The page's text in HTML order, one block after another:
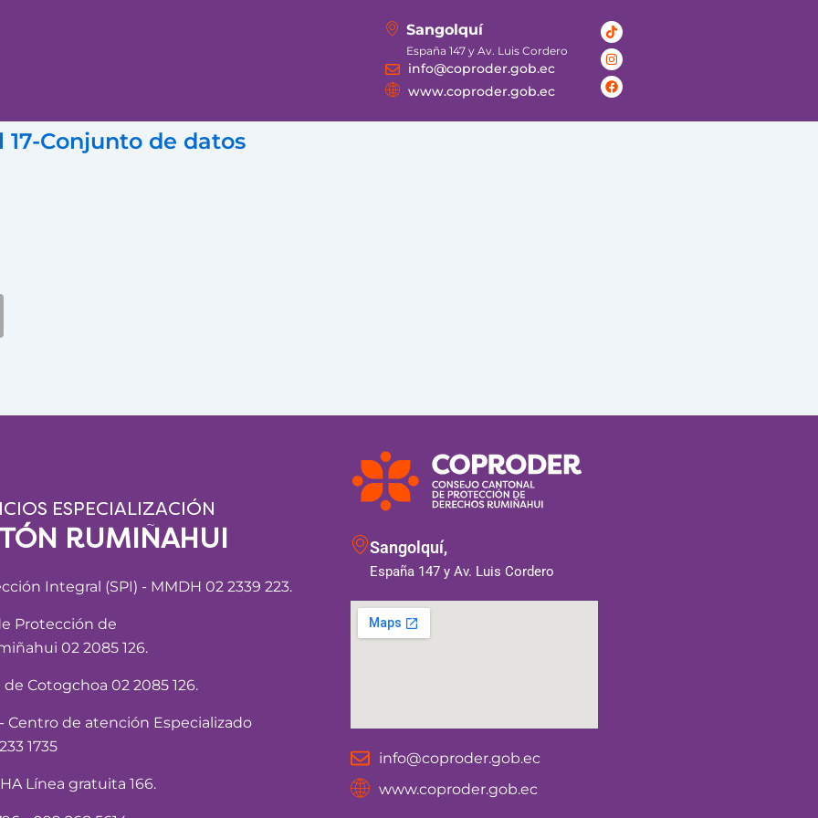
Sangolquí
España 147 y Av. Luis Cordero
info@coproder.gob.ec
www.coproder.gob.ec
Tiktok
Instagram
Facebook
17-Conjunto de datos
ESPECIALIZACIÓN
RUMIÑAHUI
Integral (SPI) - MMDH 02 2339 223.
Protección de
02 2085 126.
Cotogchoa 02 2085 126.
Centro de atención Especializado
1735
Línea gratuita 166.
Sangolquí,
España 147 y Av. Luis Cordero
info@coproder.gob.ec
www.coproder.gob.ec